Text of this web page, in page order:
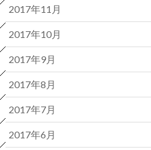
2017年11月
2017年10月
2017年9月
2017年8月
2017年7月
2017年6月